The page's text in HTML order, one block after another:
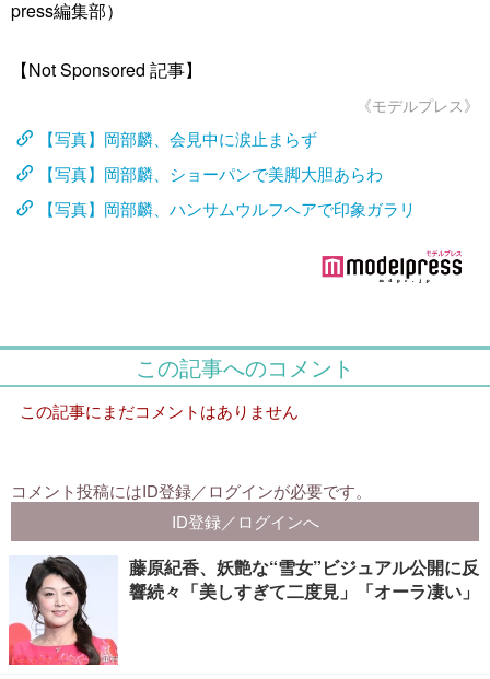
press編集部）
【Not Sponsored 記事】
《モデルプレス》
【写真】岡部麟、会見中に涙止まらず
【写真】岡部麟、ショーパンで美脚大胆あらわ
【写真】岡部麟、ハンサムウルフヘアで印象ガラリ
藤原紀香、妖艶な“雪女”ビジュアル公開に反
響続々「美しすぎて二度見」「オーラ凄い」